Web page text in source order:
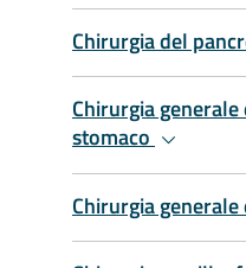
Chirurgia del
Chirurgia
stomaco
Chirurgia